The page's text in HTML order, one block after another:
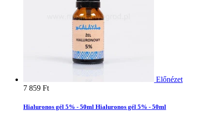
Előnézet
7 859 Ft‎
Hialuronos gél 5% - 50ml Hialuronos gél 5% - 50ml